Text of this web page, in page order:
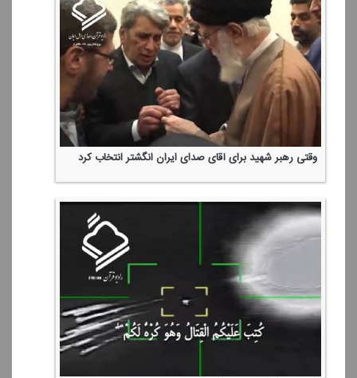
وقتی رهبر شهید برای آقای صدای ایران انگشتر انتخاب كرد